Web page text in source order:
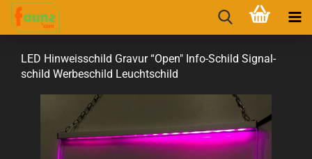
LED Hin­weis­schild Gra­vur “Open" Info-​Schild Si­gnal­
schild Wer­be­schild Leucht­schild